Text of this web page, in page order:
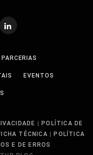
EVENTOS
|POLÍTICA DE
TÉCNICA |POLÍTICA
E DE ERROS